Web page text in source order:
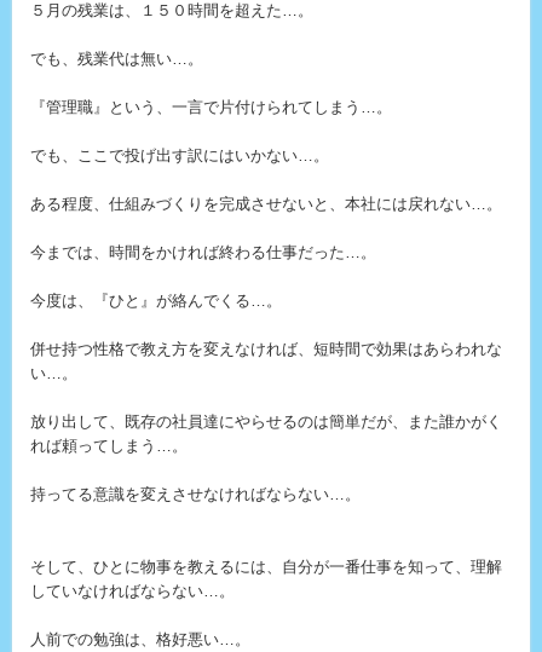
５月の残業は、１５０時間を超えた…。
でも、残業代は無い…。
『管理職』という、一言で片付けられてしまう…。
でも、ここで投げ出す訳にはいかない…。
ある程度、仕組みづくりを完成させないと、本社には戻れない…。
今までは、時間をかければ終わる仕事だった…。
今度は、『ひと』が絡んでくる…。
併せ持つ性格で教え方を変えなければ、短時間で効果はあらわれな
い…。
放り出して、既存の社員達にやらせるのは簡単だが、また誰かがく
れば頼ってしまう…。
持ってる意識を変えさせなければならない…。
そして、ひとに物事を教えるには、自分が一番仕事を知って、理解
していなければならない…。
人前での勉強は、格好悪い…。